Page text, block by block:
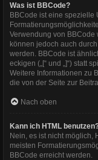
Was ist BBCode?
BBCode ist eine spezielle
Verwendung von BBCode
können jedoch auch
werden. BBCode ist
eckigen („[“ und „]“) statt
Weitere Informationen zu
die von der Seite zur
Nach oben
Kann ich HTML
Nein, es ist nicht möglich,
meisten
BBCode erreicht werden.